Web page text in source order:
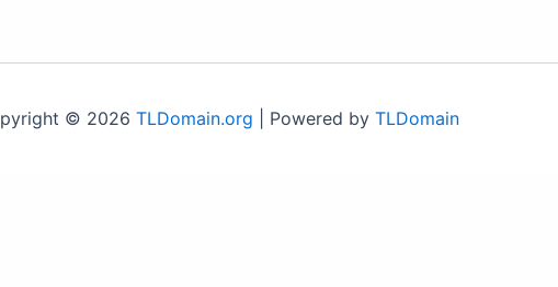
© 2026 TLDomain.org | Powered by TLDomain